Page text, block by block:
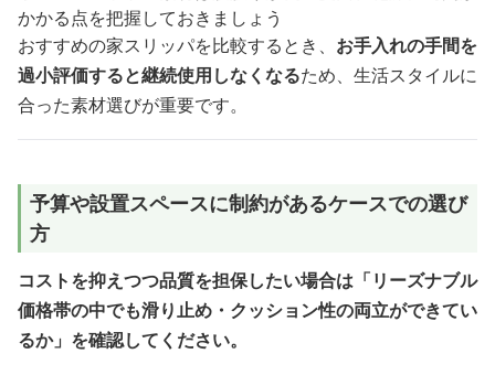
かかる点を把握しておきましょう
おすすめの家スリッパを比較するとき、 お手入れの手間を
過小評価すると継続使用しなくなるため、生活スタイルに
合った素材選びが重要です。
予算や設置スペースに制約があるケースでの選び
方
コストを抑えつつ品質を担保したい場合は「リーズナブル
価格帯の中でも滑り止め・クッション性の両立ができてい
るか」を確認してください。